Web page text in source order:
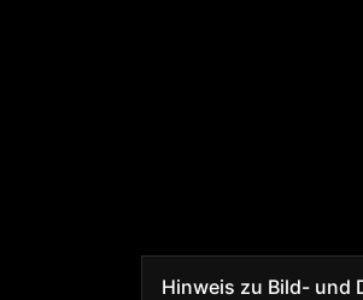
Hinweis zu Bild- und